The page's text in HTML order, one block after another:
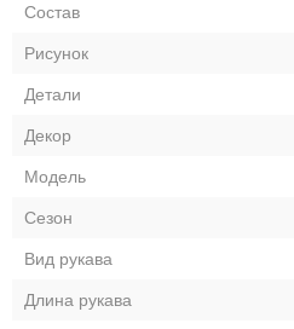
Состав
Рисунок
Детали
Декор
Модель
Сезон
Вид рукава
Длина рукава